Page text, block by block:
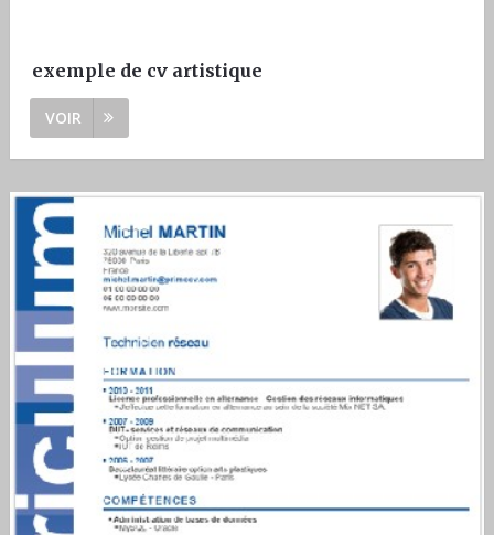
exemple de cv artistique
VOIR